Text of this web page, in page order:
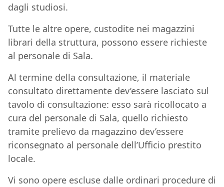
dagli studiosi.
Tutte le altre opere, custodite nei magazzini
librari della struttura, possono essere richieste
al personale di Sala.
Al termine della consultazione, il materiale
consultato direttamente dev’essere lasciato sul
tavolo di consultazione: esso sarà ricollocato a
cura del personale di Sala, quello richiesto
tramite prelievo da magazzino dev’essere
riconsegnato al personale dell’Ufficio prestito
locale.
Vi sono opere escluse dalle ordinari procedure di